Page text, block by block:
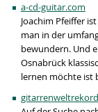
a-cd-guitar.com
Joachim Pfeiffer
man in der
bewundern. Und
Osnabrück
lernen möchte ist